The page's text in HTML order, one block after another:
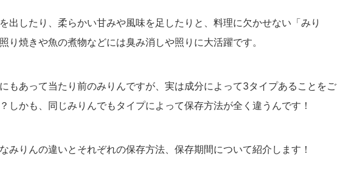
出したり、柔らかい甘みや風味を足したりと、料理に欠かせない「みり
り焼きや魚の煮物などには臭み消しや照りに大活躍です。
もあって当たり前のみりんですが、実は成分によって3タイプあることをご
しかも、同じみりんでもタイプによって保存方法が全く違うんです！
みりんの違いとそれぞれの保存方法、保存期間について紹介します！